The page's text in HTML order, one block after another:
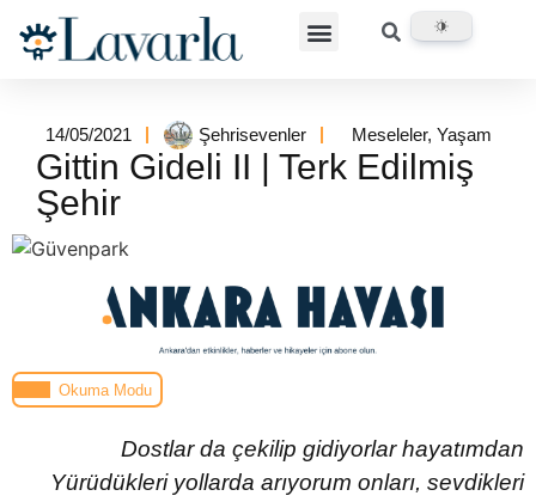
14/05/2021 Şehrisevenler Meseleler, Yaşam
Gittin Gideli II | Terk Edilmiş
Şehir
Okuma Modu
Dostlar da çekilip gidiyorlar hayatımdan
Yürüdükleri yollarda arıyorum onları, sevdikleri